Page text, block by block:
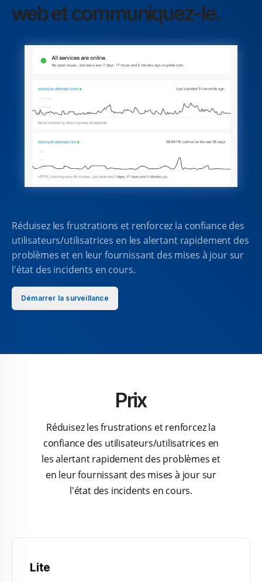
web et communiquez-le.
Réduisez les frustrations et renforcez la confiance des
utilisateurs/utilisatrices en les alertant rapidement des
problèmes et en leur fournissant des mises à jour sur
l'état des incidents en cours.
Démarrer la surveillance
Prix
Réduisez les frustrations et renforcez la
confiance des utilisateurs/utilisatrices en
les alertant rapidement des problèmes et
en leur fournissant des mises à jour sur
l'état des incidents en cours.
Lite